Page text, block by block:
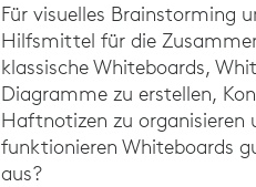
Für visuelles Brainstorming
Hilfsmittel für die
klassische Whiteboards,
Diagramme zu erstellen,
Haftnotizen zu organisieren
funktionieren Whiteboards
aus?